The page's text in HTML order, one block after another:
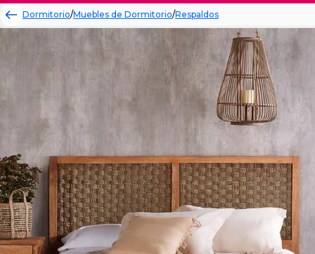
Dormitorio/Muebles de Dormitorio/Respaldos